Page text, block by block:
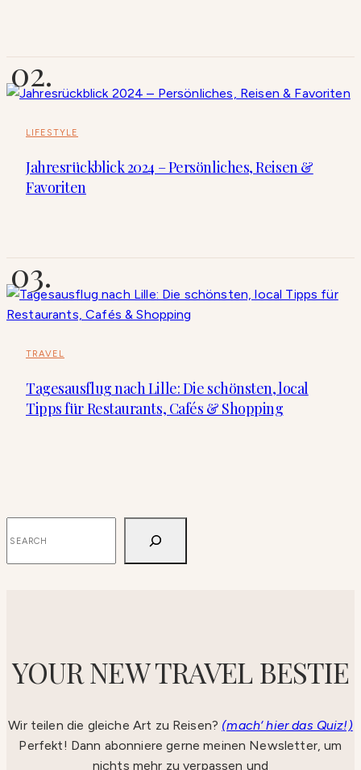
LIFESTYLE
Jahresrückblick 2024 – Persönliches, Reisen &
Favoriten
TRAVEL
Tagesausflug nach Lille: Die schönsten, local
Tipps für Restaurants, Cafés & Shopping
YOUR NEW TRAVEL BESTIE
Wir teilen die gleiche Art zu Reisen? (mach‘ hier das Quiz!)
Perfekt! Dann abonniere gerne meinen Newsletter, um
nichts mehr zu verpassen und